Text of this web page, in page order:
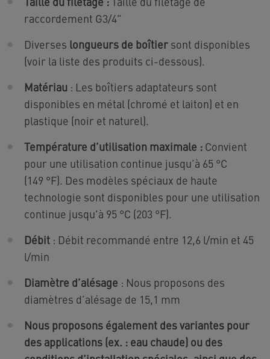
raccordement G3/4"
Diverses longueurs de boîtier sont disponibles
(voir la liste des produits ci-dessous).
Matériau : Les boîtiers adaptateurs sont
disponibles en métal (chromé et laiton) et en
plastique (noir et naturel).
Température d’utilisation maximale : Convient
pour une utilisation continue jusqu’à 65 °C
(149 °F). Des modèles spéciaux de haute
technologie sont disponibles pour une utilisation
continue jusqu'à 95 °C (203 °F).
Débit : Débit recommandé entre 12,6 l/min et 45
l/min
Diamètre d’alésage : Nous proposons des
diamètres d’alésage de 15,1 mm
Nous proposons également des variantes pour
des applications (ex. : eau chaude) ou des